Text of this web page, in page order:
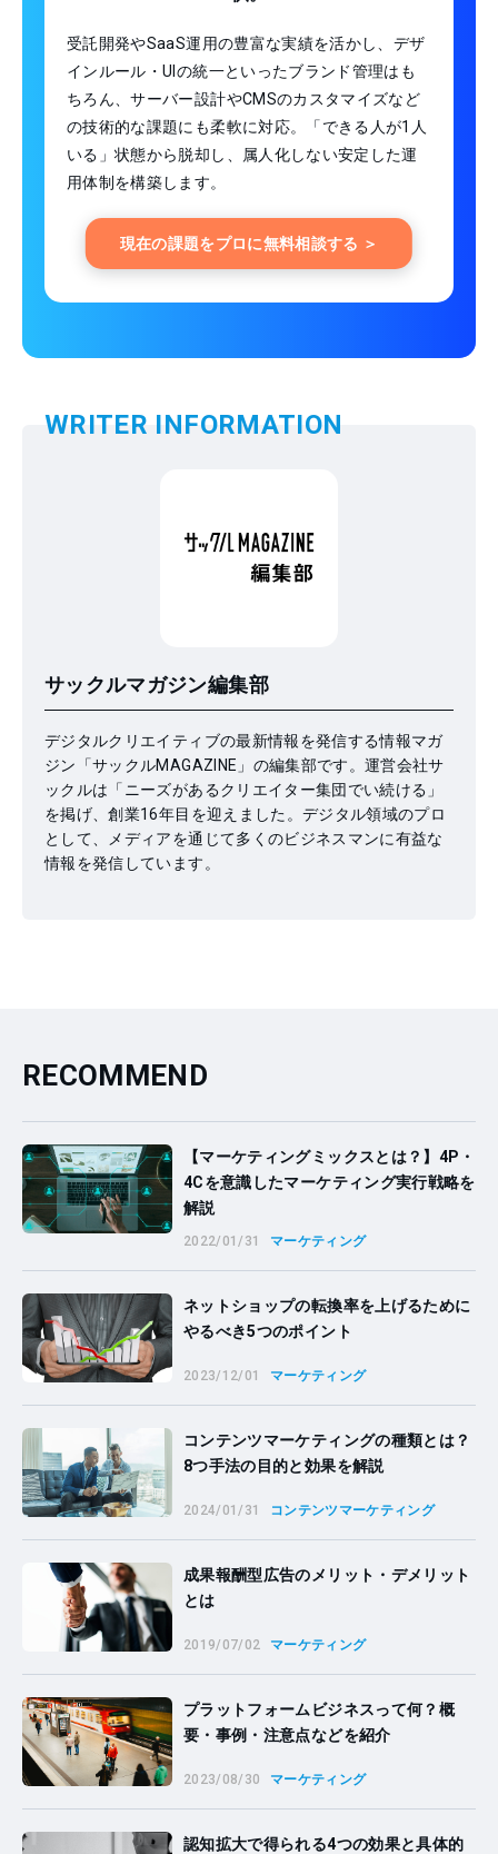
受託開発やSaaS運用の豊富な実績を活かし、デザ
インルール・UIの統一といったブランド管理はも
ちろん、サーバー設計やCMSのカスタマイズなど
の技術的な課題にも柔軟に対応。「できる人が1人
いる」状態から脱却し、属人化しない安定した運
用体制を構築します。
現在の課題をプロに無料相談する ＞
WRITER INFORMATION
サックルマガジン編集部
デジタルクリエイティブの最新情報を発信する情報マガ
ジン「サックルMAGAZINE」の編集部です。運営会社サ
ックルは「ニーズがあるクリエイター集団でい続ける」
を掲げ、創業16年目を迎えました。デジタル領域のプロ
として、メディアを通じて多くのビジネスマンに有益な
情報を発信しています。
RECOMMEND
【マーケティングミックスとは？】4P・
4Cを意識したマーケティング実行戦略を
解説
2022/01/31 マーケティング
ネットショップの転換率を上げるために
やるべき5つのポイント
2023/12/01 マーケティング
コンテンツマーケティングの種類とは？
8つ手法の目的と効果を解説
2024/01/31 コンテンツマーケティング
成果報酬型広告のメリット・デメリット
とは
2019/07/02 マーケティング
プラットフォームビジネスって何？概
要・事例・注意点などを紹介
2023/08/30 マーケティング
認知拡大で得られる4つの効果と具体的